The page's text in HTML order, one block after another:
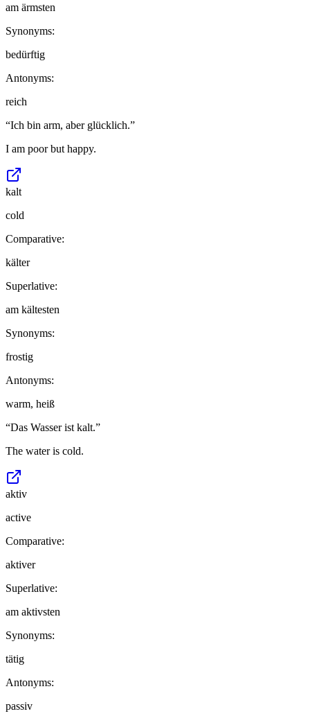
am ärmsten
Synonyms:
bedürftig
Antonyms:
reich
“Ich bin arm, aber glücklich.”
I am poor but happy.
kalt
cold
Comparative:
kälter
Superlative:
am kältesten
Synonyms:
frostig
Antonyms:
warm, heiß
“Das Wasser ist kalt.”
The water is cold.
aktiv
active
Comparative:
aktiver
Superlative:
am aktivsten
Synonyms:
tätig
Antonyms:
passiv